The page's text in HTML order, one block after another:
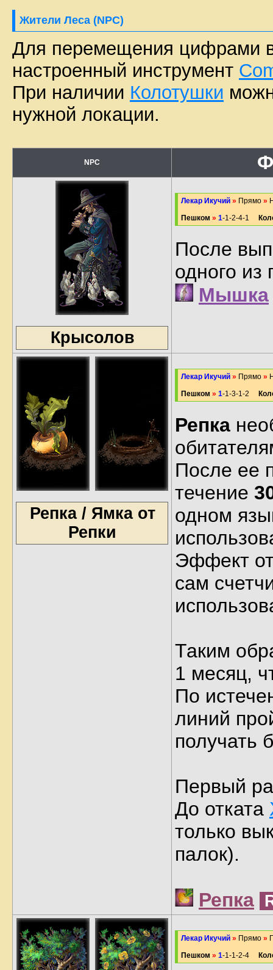
Жители Леса (NPC)
Для перемещения цифрами
настроенный инструмент
При наличии Колотушки
нужной локации.
NPC
Крысолов
Лекар Икучий » Прямо »
Пешком » 1-1-2-4-1
После
одного
Мышка
Репка / Ямка от
Репки
Лекар Икучий » Прямо »
Пешком » 1-1-3-1-2
Репка
После ее
течение
одном
Эффект
сам
Таким
1 месяц,
По
линий
получать
Первый
До отката
только
палок).
Репка
Лекар Икучий » Прямо »
Пешком » 1-1-1-2-4